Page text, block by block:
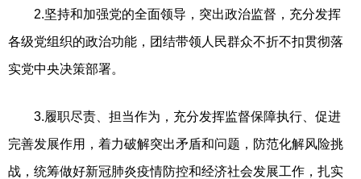
2.坚持和加强党的全面领导，突出政治监督，充分发挥
各级党组织的政治功能，团结带领人民群众不折不扣贯彻落
实党中央决策部署。
3.履职尽责、担当作为，充分发挥监督保障执行、促进
完善发展作用，着力破解突出矛盾和问题，防范化解风险挑
战，统筹做好新冠肺炎疫情防控和经济社会发展工作，扎实